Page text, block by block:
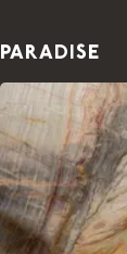
PARADISE